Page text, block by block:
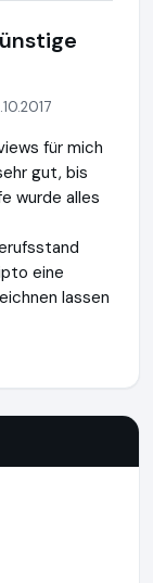
für mich
gut, bis
wurde alles
eine
lassen